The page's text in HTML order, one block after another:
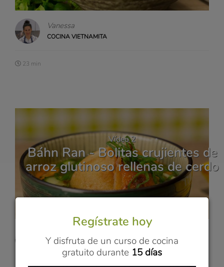
Vanessa
COCINA VIETNAMITA
23 min
Vídeo 2
Báhn Ran - Bolitas crujientes de
arroz glutinoso rellenas de cerdo
COCINA VIETNAMITA
Regístrate hoy
Y disfruta de un curso de cocina
gratuito durante 15 días